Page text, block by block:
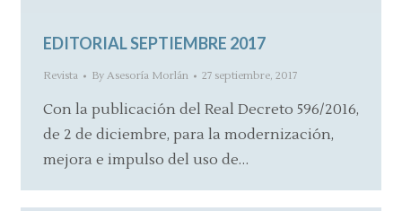
EDITORIAL SEPTIEMBRE 2017
Revista By Asesoría Morlán 27 septiembre, 2017
Con la publicación del Real Decreto 596/2016,
de 2 de diciembre, para la modernización,
mejora e impulso del uso de…